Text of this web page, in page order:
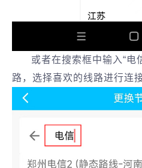
或者在搜索框中输入“电
路，选择喜欢的线路进行连